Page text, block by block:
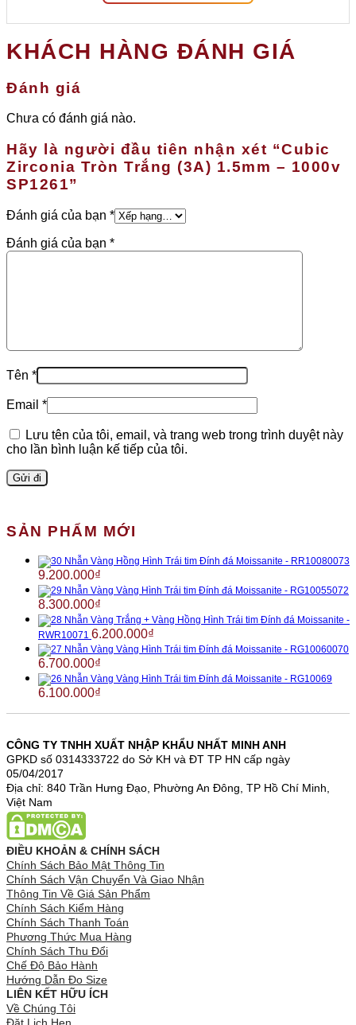
KHÁCH HÀNG ĐÁNH GIÁ
Đánh giá
Chưa có đánh giá nào.
Hãy là người đầu tiên nhận xét “Cubic
Zirconia Tròn Trắng (3A) 1.5mm – 1000v
SP1261”
Đánh giá của bạn *
Đánh giá của bạn *
Tên *
Email *
Lưu tên của tôi, email, và trang web trong trình duyệt này
cho lần bình luận kế tiếp của tôi.
SẢN PHẨM MỚI
Nhẫn Vàng Hồng Hình Trái tim Đính đá Moissanite - RR10080073
9.200.000₫
Nhẫn Vàng Vàng Hình Trái tim Đính đá Moissanite - RG10055072
8.300.000₫
Nhẫn Vàng Trắng + Vàng Hồng Hình Trái tim Đính đá Moissanite -
RWR10071 6.200.000₫
Nhẫn Vàng Vàng Hình Trái tim Đính đá Moissanite - RG10060070
6.700.000₫
Nhẫn Vàng Vàng Hình Trái tim Đính đá Moissanite - RG10069
6.100.000₫
CÔNG TY TNHH XUẤT NHẬP KHẨU NHẤT MINH ANH
GPKD số 0314333722 do Sở KH và ĐT TP HN cấp ngày
05/04/2017
Địa chỉ: 840 Trần Hưng Đạo, Phường An Đông, TP Hồ Chí Minh,
Việt Nam
ĐIỀU KHOẢN & CHÍNH SÁCH
Chính Sách Bảo Mật Thông Tin
Chính Sách Vận Chuyển Và Giao Nhận
Thông Tin Về Giá Sản Phẩm
Chính Sách Kiểm Hàng
Chính Sách Thanh Toán
Phương Thức Mua Hàng
Chính Sách Thu Đổi
Chế Độ Bảo Hành
Hướng Dẫn Đo Size
LIÊN KẾT HỮU ÍCH
Về Chúng Tôi